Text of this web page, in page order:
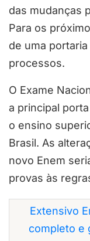
das mudanças
Para os
de uma
processos.
O Exame
a principal
o ensino
Brasil. As
novo Enem
provas às
Extensivo
completo e